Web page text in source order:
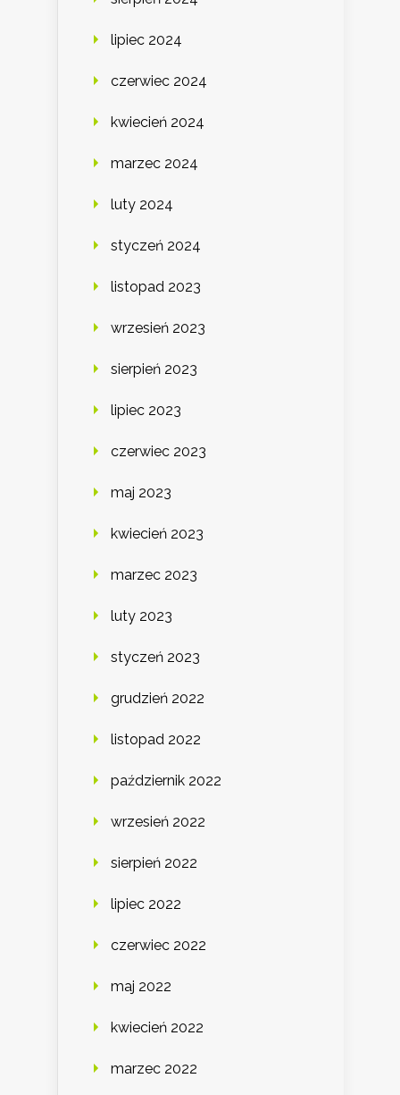
lipiec 2024
czerwiec 2024
kwiecień 2024
marzec 2024
luty 2024
styczeń 2024
listopad 2023
wrzesień 2023
sierpień 2023
lipiec 2023
czerwiec 2023
maj 2023
kwiecień 2023
marzec 2023
luty 2023
styczeń 2023
grudzień 2022
listopad 2022
październik 2022
wrzesień 2022
sierpień 2022
lipiec 2022
czerwiec 2022
maj 2022
kwiecień 2022
marzec 2022